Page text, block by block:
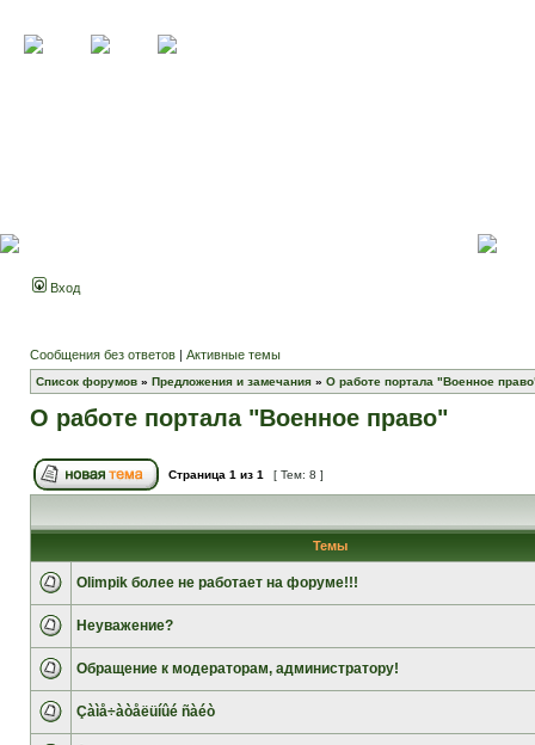
Вход
Сообщения без ответов | Активные темы
Список форумов » Предложения и замечания » О работе портала "Военное
О работе портала "Военное право"
Страница 1 из 1 [ Тем: 8 ]
Темы
Olimpik более не работает на форуме!!!
Неуважение?
Обращение к модераторам, администратору!
Çàìå÷àòåëüíûé ñàéò